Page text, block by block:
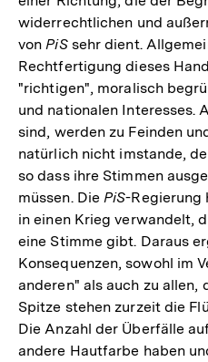
widerrechtlichen und
vonPiSsehr dient.
Rechtfertigung dieses
"richtigen", moralisch
und nationalen Interesses.
sind, werden zu Feinden
natürlich nicht imstande,
so dass ihre Stimmen
müssen. DiePiS-Regierung
in einen Krieg verwandelt,
eine Stimme gibt. Daraus
Konsequenzen, sowohl im
anderen" als auch zu allen,
Spitze stehen zurzeit die
Die Anzahl der Überfälle
andere Hautfarbe haben